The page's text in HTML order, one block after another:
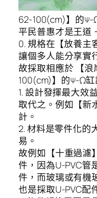
62-100(cm)】的Ψ-
平民普惠才是王道
0. 規格在【放養主
讓個多人能分享實
故採取相應於 【
100(cm)】的Ψ-Ω缸
1. 設計發揮最大效
取代之。例如【新
計。
2. 材料是零件化的
易。
故例如【十重過濾
件，因為U-PVC管
件，而玻璃或有機
也是採取U-PVC配